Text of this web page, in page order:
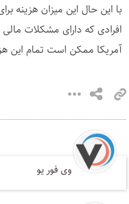
با این حال این میزان هزینه
افرادی که دارای مشکلات
آمریکا ممکن است تمام این
وی فور یو